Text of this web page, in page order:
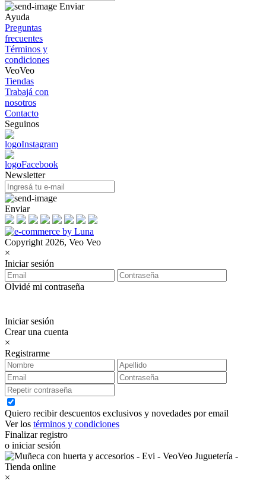
Enviar
Ayuda
Preguntas
frecuentes
Términos y
condiciones
VeoVeo
Tiendas
Trabajá con
nosotros
Contacto
Seguinos
Newsletter
Enviar
Copyright 2026, Veo Veo
×
Iniciar sesión
Olvidé mi contraseña
Iniciar sesión
Crear una cuenta
×
Registrarme
Quiero recibir descuentos exclusivos y novedades por email
Ver los términos y condiciones
Finalizar registro
o iniciar sesión
×